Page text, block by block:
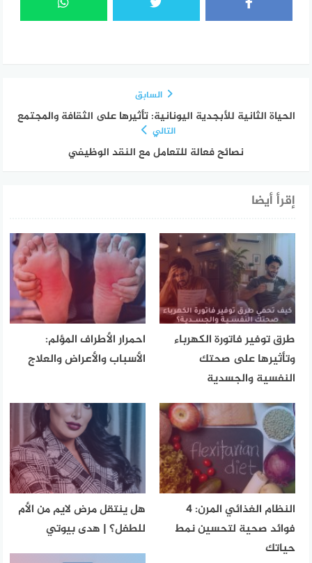
السابق
الحياة الثانية للأبجدية اليونانية: تأثيرها على الثقافة والمجتمع
التالي
نصائح فعالة للتعامل مع النقد الوظيفي
إقرأ أيضا
طرق توفير فاتورة الكهرباء
وتأثيرها على صحتك
النفسية والجسدية
احمرار الأطراف المؤلم:
الأسباب والأعراض والعلاج
النظام الغذائي المرن: 4
فوائد صحية لتحسين نمط
حياتك
هل ينتقل مرض لايم من الأم
للطفل؟ | هدى بيوتي